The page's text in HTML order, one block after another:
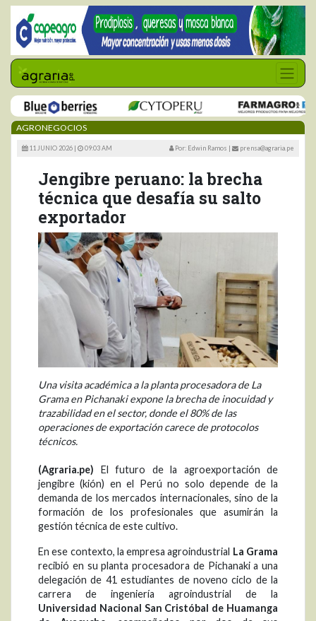
AGRONEGOCIOS
11 JUNIO 2026 | 09:03 AM Por: Edwin Ramos | prensa@agraria.pe
Jengibre peruano: la brecha
técnica que desafía su salto
exportador
Una visita académica a la planta procesadora de La
Grama en Pichanaki expone la brecha de inocuidad y
trazabilidad en el sector, donde el 80% de las
operaciones de exportación carece de protocolos
técnicos.
(Agraria.pe) El futuro de la agroexportación de
jengibre (kión) en el Perú no solo depende de la
demanda de los mercados internacionales, sino de la
formación de los profesionales que asumirán la
gestión técnica de este cultivo.
En ese contexto, la empresa agroindustrial La Grama
recibió en su planta procesadora de Pichanaki a una
delegación de 41 estudiantes de noveno ciclo de la
carrera de ingeniería agroindustrial de la
Universidad Nacional San Cristóbal de Huamanga